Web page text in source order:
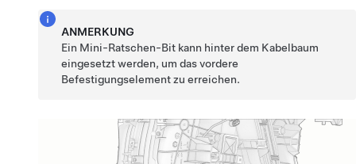
ANMERKUNG
Ein Mini-Ratschen-Bit kann hinter dem Kabelbaum
eingesetzt werden, um das vordere
Befestigungselement zu erreichen.